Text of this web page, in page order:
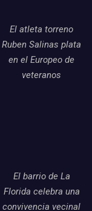
El atleta torreno
Ruben Salinas plata
en el Europeo de
veteranos
El barrio de La
Florida celebra una
convivencia vecinal